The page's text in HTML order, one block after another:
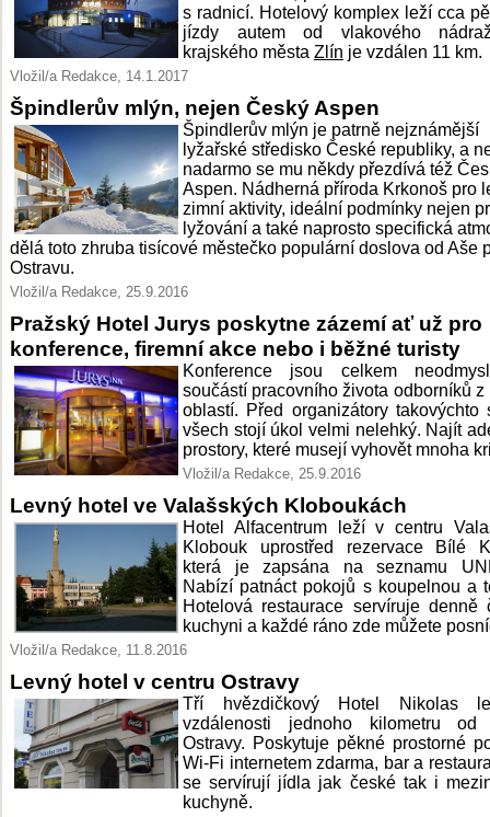
s radnicí. Hotelový komplex leží cca
jízdy autem od vlakového
krajského města Zlín je vzdálen 11 km.
Vložil/a Redakce, 14.1.2017
Špindlerův mlýn, nejen Český Aspen
Špindlerův mlýn je patrně nejznámější
lyžařské středisko České republiky, a
nadarmo se mu někdy přezdívá též
Aspen. Nádherná příroda Krkonoš pro
zimní aktivity, ideální podmínky nejen
lyžování a také naprosto specifická
dělá toto zhruba tisícové městečko populární doslova od Aše
Ostravu.
Vložil/a Redakce, 25.9.2016
Pražský Hotel Jurys poskytne zázemí ať už pro
konference, firemní akce nebo i běžné turisty
Konference jsou celkem
součástí pracovního života odborníků z
oblastí. Před organizátory takovýchto
všech stojí úkol velmi nelehký. Najít
prostory, které musejí vyhovět mnoha
Vložil/a Redakce, 25.9.2016
Levný hotel ve Valašských Kloboukách
Hotel Alfacentrum leží v centru
Klobouk uprostřed rezervace Bílé
která je zapsána na seznamu
Nabízí patnáct pokojů s koupelnou a
Hotelová restaurace servíruje denně
kuchyni a každé ráno zde můžete
Vložil/a Redakce, 11.8.2016
Levný hotel v centru Ostravy
Tří hvězdičkový Hotel Nikolas
vzdálenosti jednoho kilometru od
Ostravy. Poskytuje pěkné prostorné
Wi-Fi internetem zdarma, bar a
se servírují jídla jak české tak i
kuchyně.